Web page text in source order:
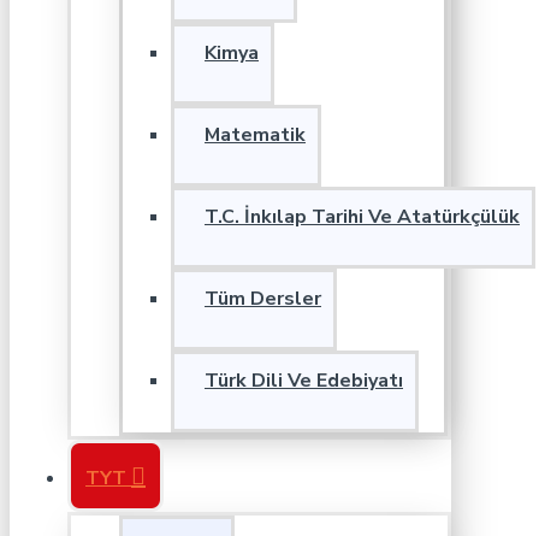
Kimya
Matematik
T.C. İnkılap Tarihi Ve Atatürkçülük
Tüm Dersler
Türk Dili Ve Edebiyatı
TYT